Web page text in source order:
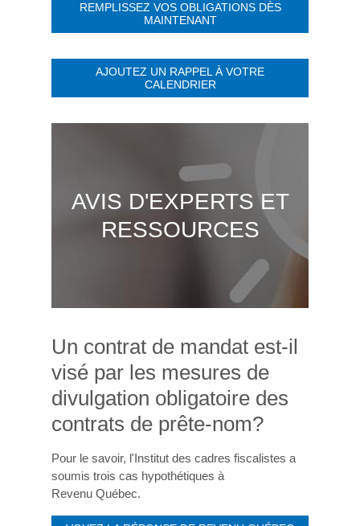
REMPLISSEZ VOS OBLIGATIONS DÈS
MAINTENANT
AJOUTEZ UN RAPPEL À VOTRE
CALENDRIER
AVIS D'EXPERTS ET
RESSOURCES
Un contrat de mandat est-il
visé par les mesures de
divulgation obligatoire des
contrats de prête-nom?
Pour le savoir, l'Institut des cadres fiscalistes a
soumis trois cas hypothétiques à
Revenu Québec.